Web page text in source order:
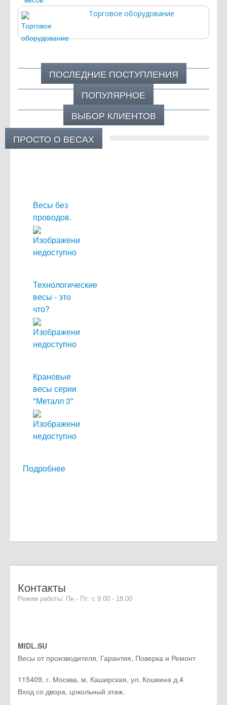
Торговое оборудование
ПОСЛЕДНИЕ ПОСТУПЛЕНИЯ
ПОПУЛЯРНОЕ
ВЫБОР КЛИЕНТОВ
ПРОСТО О ВЕСАХ
Весы без
проводов.
Технологические
весы - это
что?
Крановые
весы серии
"Металл 3"
Подробнее
Контакты
Режим работы: Пн - Пт: с 9.00 - 18.00
MIDL.SU
Весы от производителя, Гарантия, Поверка и Ремонт
115409, г. Москва, м. Каширская, ул. Кошкина д.4
Вход со двора, цокольный этаж.